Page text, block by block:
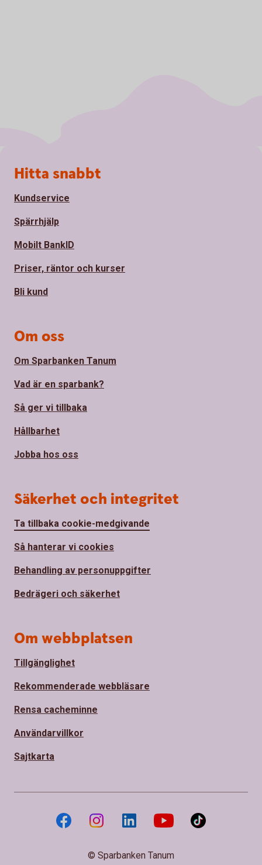
Sidfot
Hitta snabbt
Kundservice
Spärrhjälp
Mobilt BankID
Priser, räntor och kurser
Bli kund
Om oss
Om Sparbanken Tanum
Vad är en sparbank?
Så ger vi tillbaka
Hållbarhet
Jobba hos oss
Säkerhet och integritet
Ta tillbaka cookie-medgivande
Så hanterar vi cookies
Behandling av personuppgifter
Bedrägeri och säkerhet
Om webbplatsen
Tillgänglighet
Rekommenderade webbläsare
Rensa cacheminne
Användarvillkor
Sajtkarta
© Sparbanken Tanum